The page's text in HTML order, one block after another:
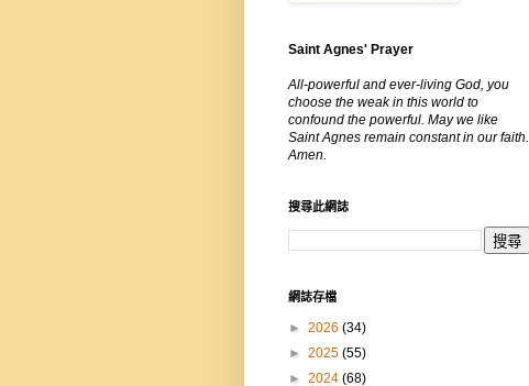
Saint Agnes' Prayer
All-powerful and ever-living God, you
choose the weak in this world to
confound the powerful. May we like
Saint Agnes remain constant in our faith.
Amen.
搜尋此網誌
網誌存檔
► 2026 (34)
► 2025 (55)
► 2024 (68)